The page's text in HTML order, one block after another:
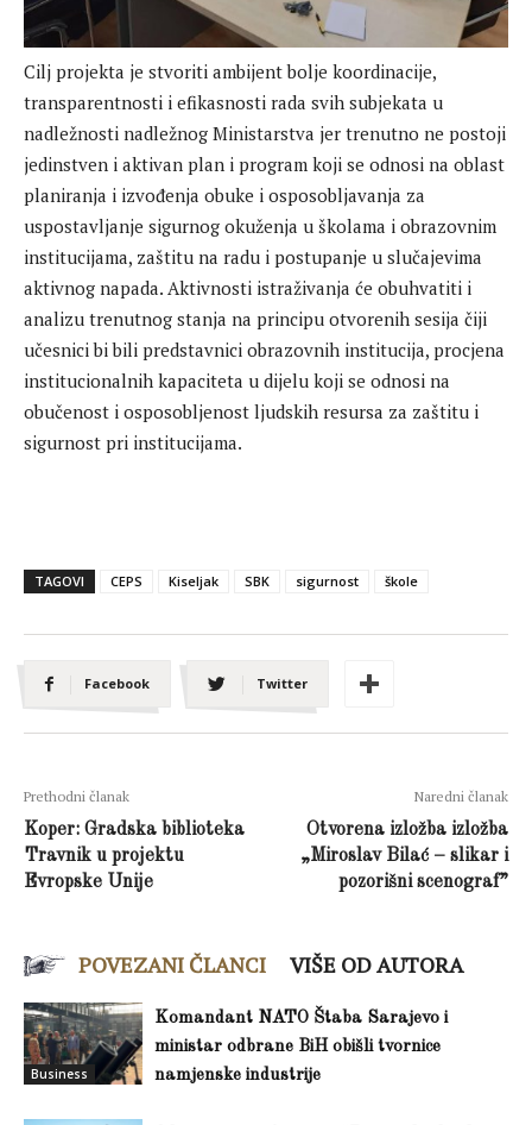
Cilj projekta je stvoriti ambijent bolje koordinacije,
transparentnosti i efikasnosti rada svih subjekata u
nadležnosti nadležnog Ministarstva jer trenutno ne postoji
jedinstven i aktivan plan i program koji se odnosi na oblast
planiranja i izvođenja obuke i osposobljavanja za
uspostavljanje sigurnog okuženja u školama i obrazovnim
institucijama, zaštitu na radu i postupanje u slučajevima
aktivnog napada. Aktivnosti istraživanja će obuhvatiti i
analizu trenutnog stanja na principu otvorenih sesija čiji
učesnici bi bili predstavnici obrazovnih institucija, procjena
institucionalnih kapaciteta u dijelu koji se odnosi na
obučenost i osposobljenost ljudskih resursa za zaštitu i
sigurnost pri institucijama.
TAGOVI CEPS Kiseljak SBK sigurnost škole
Facebook Twitter
Prethodni članak
Koper: Gradska biblioteka
Travnik u projektu
Evropske Unije
Naredni članak
Otvorena izložba izložba
„Miroslav Bilać – slikar i
pozorišni scenograf”
POVEZANI ČLANCI VIŠE OD AUTORA
Business
Komandant NATO Štaba Sarajevo i
ministar odbrane BiH obišli tvornice
namjenske industrije